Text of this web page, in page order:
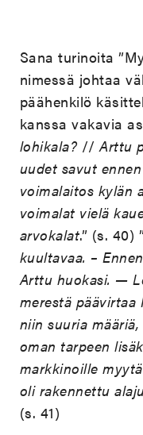
Sana turinoita
nimessä johtaa
päähenkilö
kanssa vakavia
lohikala? //Arttu
uudet savut
voimalaitos kylän
voimalat vielä
arvokalat.” (s. 40)
kuultavaa. –
Arttu huokasi. —
merestä
niin suuria
oman tarpeen
markkinoille
oli rakennettu
(s. 41)